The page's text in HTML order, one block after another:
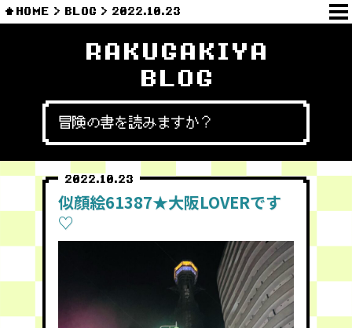
HOME BLOG 2022.10.23
RAKUGAKIYA
BLOG
冒険の書を読みますか？
2022.10.23
似顔絵61387★大阪LOVERです
♡